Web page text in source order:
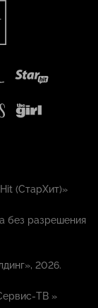
(СтарХит)»
без разрешения
2026.
ТВ »